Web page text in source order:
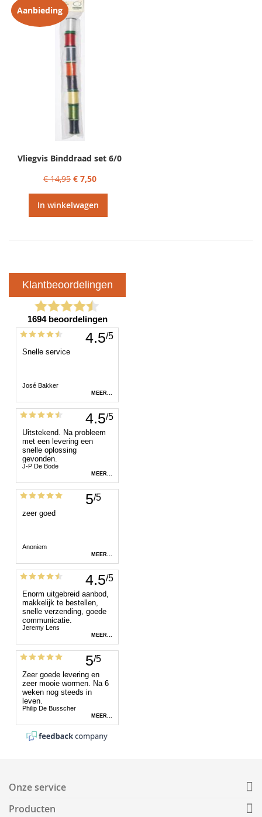
Aanbieding
Vliegvis Binddraad set 6/0
€ 14,95 € 7,50
In winkelwagen
Onze service
Producten